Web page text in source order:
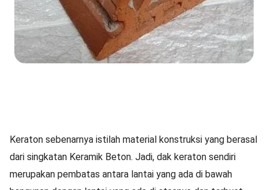
Keraton sebenarnya istilah material konstruksi yang berasal
dari singkatan Keramik Beton. Jadi, dak keraton sendiri
merupakan pembatas antara lantai yang ada di bawah